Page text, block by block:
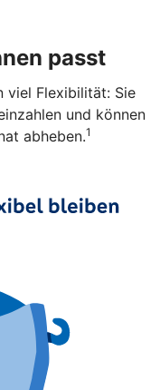
passt
viel Flexibilität: Sie
und können
abheben.1